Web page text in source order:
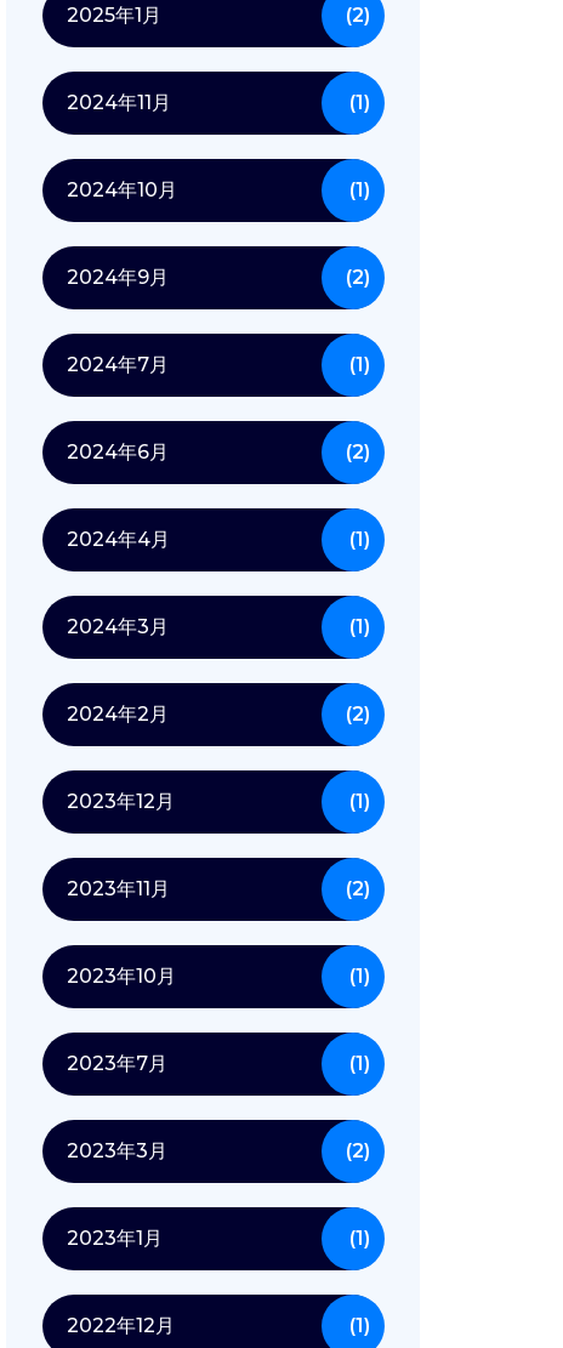
2025年1月 (2)
2024年11月 (1)
2024年10月 (1)
2024年9月 (2)
2024年7月 (1)
2024年6月 (2)
2024年4月 (1)
2024年3月 (1)
2024年2月 (2)
2023年12月 (1)
2023年11月 (2)
2023年10月 (1)
2023年7月 (1)
2023年3月 (2)
2023年1月 (1)
2022年12月 (1)